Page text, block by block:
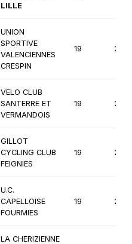
LILLE
UNION
SPORTIVE
VALENCIENNES
CRESPIN
19
VELO CLUB
SANTERRE ET
VERMANDOIS
19
GILLOT
CYCLING CLUB
FEIGNIES
19
U.C.
CAPELLOISE
FOURMIES
19
LA CHERIZIENNE